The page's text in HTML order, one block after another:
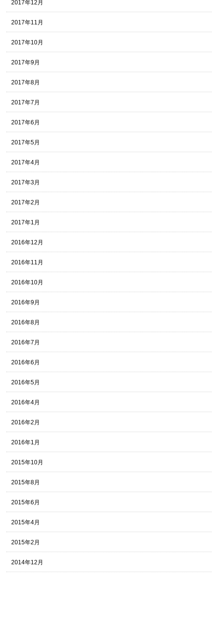
2017年12月
2017年11月
2017年10月
2017年9月
2017年8月
2017年7月
2017年6月
2017年5月
2017年4月
2017年3月
2017年2月
2017年1月
2016年12月
2016年11月
2016年10月
2016年9月
2016年8月
2016年7月
2016年6月
2016年5月
2016年4月
2016年2月
2016年1月
2015年10月
2015年8月
2015年6月
2015年4月
2015年2月
2014年12月